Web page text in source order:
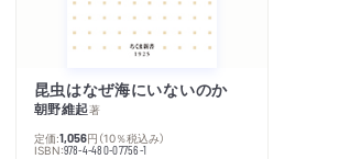
昆虫はなぜ海にいないのか
朝野維起著
定価:1,056円 （10％税込み）
ISBN:978-4-480-07756-1